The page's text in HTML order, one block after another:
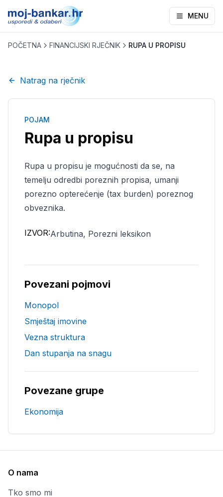
MENU
POČETNA FINANCIJSKI RJEČNIK RUPA U PROPISU
Natrag na rječnik
POJAM
Rupa u propisu
Rupa u propisu je mogućnosti da se, na
temelju odredbi poreznih propisa, umanji
porezno opterećenje (tax burden) poreznog
obveznika.
IZVOR:Arbutina, Porezni leksikon
Povezani pojmovi
Monopol
Smještaj imovine
Vezna struktura
Dan stupanja na snagu
Povezane grupe
Ekonomija
O nama
Tko smo mi